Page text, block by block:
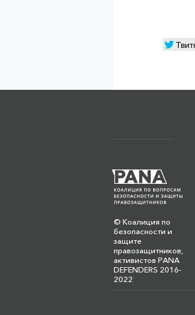
© Коалиция по
безопасности и
защите
правозащитников,
активистов PANA
DEFENDERS 2016-
2022